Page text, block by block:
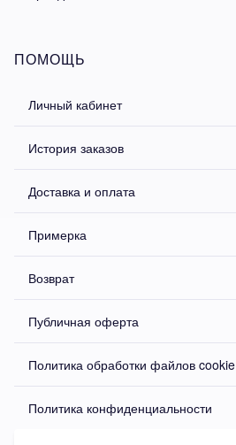
ПОМОЩЬ
Личный кабинет
История заказов
Доставка и оплата
Примерка
Возврат
Публичная оферта
Политика обработки файлов cookie
Политика конфиденциальности